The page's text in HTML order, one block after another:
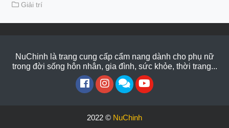
Giải trí
NuChinh là trang cung cấp cẩm nang dành cho phụ nữ
trong đời sống hôn nhân, gia đình, sức khỏe, thời trang...
2022 © NuChinh